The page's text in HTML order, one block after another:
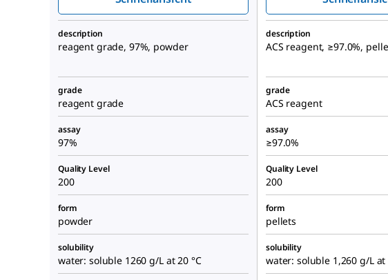
description
reagent grade, 97%, powder
description
ACS reagent, ≥97.0%,
grade
reagent grade
grade
ACS reagent
assay
97%
assay
≥97.0%
Quality Level
200
Quality Level
200
form
powder
form
pellets
solubility
water: soluble 1260 g/L at 20 °C
solubility
water: soluble 1,260 g/L at